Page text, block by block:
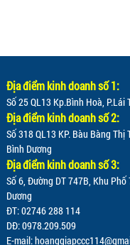
Địa điểm kinh doanh số 1:
Số 25 QL13 Kp.Bình Hoà,
Địa điểm kinh doanh số 2:
Số 318 QL13 KP. Bàu Bàng
Bình Dương
Địa điểm kinh doanh số 3:
Số 6, Đường DT 747B, Khu Phố
Dương
ĐT: 02746 288 114
DĐ: 0978.209.509
E-mail: